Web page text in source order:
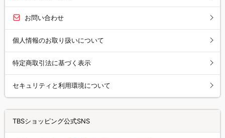
お問い合わせ
個人情報のお取り扱いについて
特定商取引法に基づく表示
セキュリティと利用環境について
TBSショッピング公式SNS